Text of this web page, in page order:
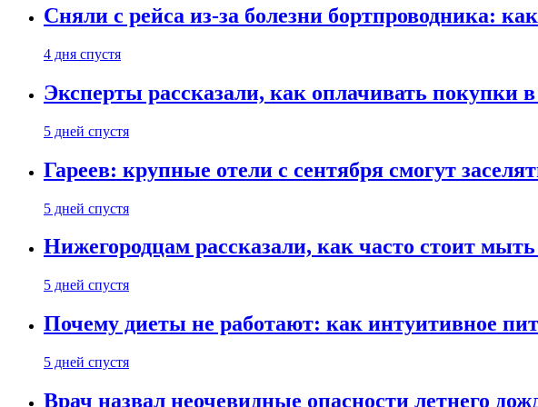
Сняли с рейса из-за болезни бортпроводника:
4 дня спустя
Эксперты рассказали, как оплачивать покупки
5 дней спустя
Гареев: крупные отели с сентября смогут
5 дней спустя
Нижегородцам рассказали, как часто стоит мыть
5 дней спустя
Почему диеты не работают: как интуитивное
5 дней спустя
Врач назвал неочевидные опасности летнего